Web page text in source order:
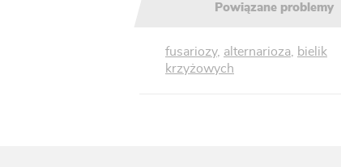
Powiązane problemy
fusariozy, alternarioza
bielik
krzyżowych